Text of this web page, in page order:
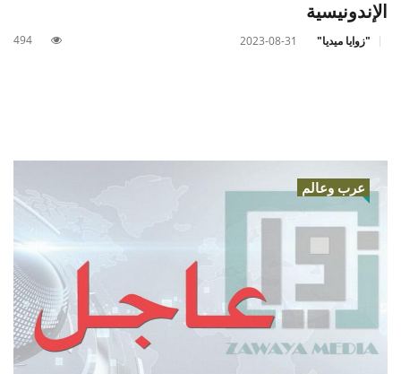
الإندونيسية
"زوايا ميديا" 2023-08-31
494
عرب وعالم